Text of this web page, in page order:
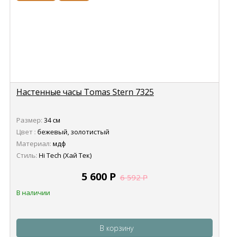
Настенные часы Tomas Stern 7325
Размер: 34 см
Цвет : бежевый, золотистый
Материал: мдф
Стиль: Hi Tech (Хай Тек)
5 600 Р 6 592Р
В наличии
В корзину